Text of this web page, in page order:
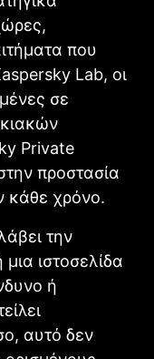
που
Lab, οι
σε
Private
προστασία
κάθε χρόνο.
την
ιστοσελίδα
ή
αυτό δεν